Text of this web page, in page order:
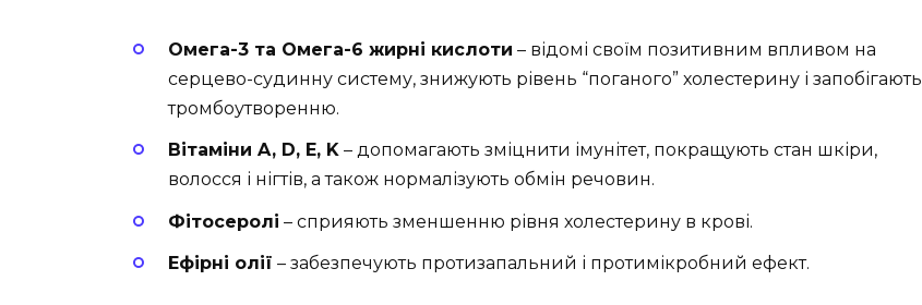
Омега-3 та Омега-6 жирні кислоти – відомі своїм позитивним впливом на
серцево-судинну систему, знижують рівень “поганого” холестерину і запобігають
тромбоутворенню.
Вітаміни A, D, E, K – допомагають зміцнити імунітет, покращують стан шкіри,
волосся і нігтів, а також нормалізують обмін речовин.
Фітосеролі – сприяють зменшенню рівня холестерину в крові.
Ефірні олії – забезпечують протизапальний і протимікробний ефект.